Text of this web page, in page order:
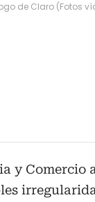
de Claro (Fotos
y Comercio